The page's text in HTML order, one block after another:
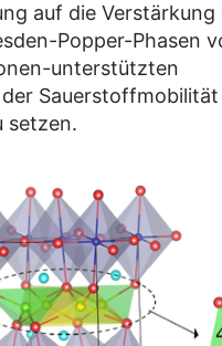
auf die Verstärkung
Popper-Phasen
unterstützten
setzen.